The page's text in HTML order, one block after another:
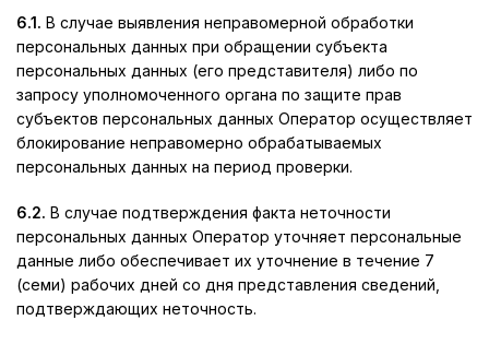
6.1. В случае выявления неправомерной обработки
персональных данных при обращении субъекта
персональных данных (его представителя) либо по
запросу уполномоченного органа по защите прав
субъектов персональных данных Оператор осуществляет
блокирование неправомерно обрабатываемых
персональных данных на период проверки.
6.2. В случае подтверждения факта неточности
персональных данных Оператор уточняет персональные
данные либо обеспечивает их уточнение в течение 7
(семи) рабочих дней со дня представления сведений,
подтверждающих неточность.